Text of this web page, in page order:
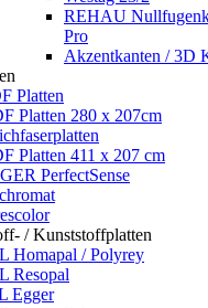
REHAU
Pro
Akzentkanten / 3D
Platten
Platten 280 x 207cm
Platten 411 x 207 cm
PerfectSense
/ Kunststoffplatten
Homapal / Polyrey
Resopal
Egger